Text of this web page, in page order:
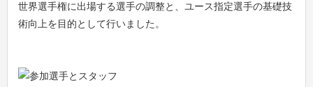
世界選手権に出場する選手の調整と、ユース指定選手の基礎技
術向上を目的として行いました。